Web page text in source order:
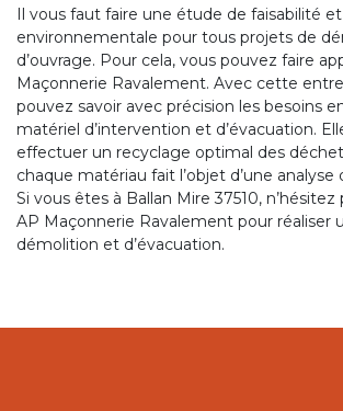
Il vous faut faire une étude de faisabilité et
environnementale pour tous projets de
d’ouvrage. Pour cela, vous pouvez faire
Maçonnerie Ravalement. Avec cette
pouvez savoir avec précision les besoins
matériel d’intervention et d’évacuation.
effectuer un recyclage optimal des
chaque matériau fait l’objet d’une
Si vous êtes à Ballan Mire 37510,
AP Maçonnerie Ravalement pour réaliser
démolition et d’évacuation.